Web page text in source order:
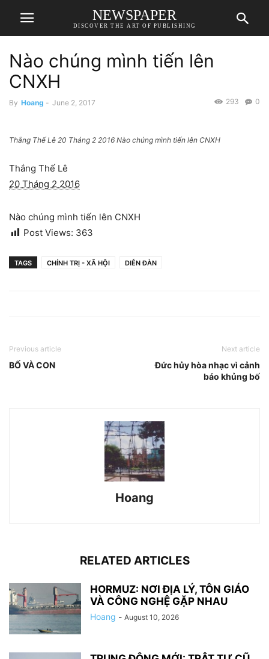
NEWSPAPER
DISCOVER THE ART OF PUBLISHING
Nào chúng mình tiến lên
CNXH
By Hoang - June 2, 2017 0
293
Thắng Thế Lê 20 Tháng 2 2016 Nào chúng mình tiến lên CNXH
Thắng Thế Lê
20 Tháng 2 2016
Nào chúng mình tiến lên CNXH
Post Views: 363
TAGS CHÍNH TRỊ - XÃ HỘI DIỄN ĐÀN
Previous article
BỐ VÀ CON
Next article
Đức hủy hòa nhạc vì cảnh
báo khủng bố
Hoang
RELATED ARTICLES
HORMUZ: NƠI ĐỊA LÝ, TÔN GIÁO
VÀ CÔNG NGHỆ GẶP NHAU
Hoang - August 10, 2026